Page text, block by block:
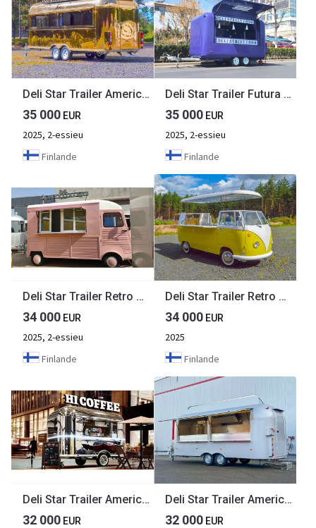
Deli Star Trailer American Golden 6000 - EU Standards
35 000 EUR
2025, 2-essieu
Finlande
Deli Star Trailer Futura 4000 - EU standards
35 000 EUR
2025, 2-essieu
Finlande
Deli Star Trailer Retro Frenchie HR 5020 Towable - EU standards
34 000 EUR
2025, 2-essieu
Finlande
Deli Star Trailer Retro Minivan LR 4300 Electric (Yellow) - EU standards
34 000 EUR
2025
Finlande
Deli Star Trailer American 4000 - EU standards
32 000 EUR
Deli Star Trailer American 4000 - EU standards
32 000 EUR